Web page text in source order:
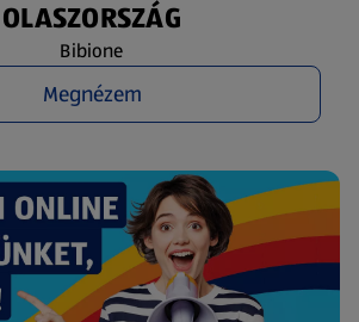
OLASZORSZÁG
Bibione
Megnézem